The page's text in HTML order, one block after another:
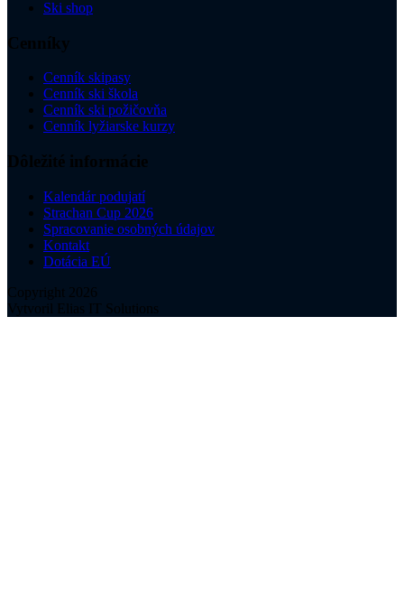
Ski shop
Cenníky
Cenník skipasy
Cenník ski škola
Cenník ski požičovňa
Cenník lyžiarske kurzy
Dôležité informácie
Kalendár podujatí
Strachan Cup 2026
Spracovanie osobných údajov
Kontakt
Dotácia EÚ
Copyright 2026
Vytvoril Elias IT Solutions